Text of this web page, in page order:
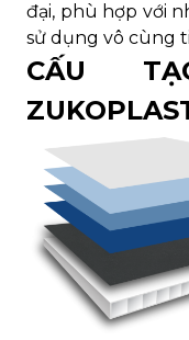
đại, phù hợp với
sử dụng vô cùng
CẤU